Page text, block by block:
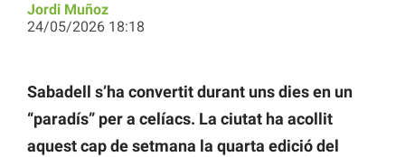
Jordi Muñoz
24/05/2026 18:18
Sabadell s’ha convertit durant uns dies en un
“paradís” per a celíacs. La ciutat ha acollit
aquest cap de setmana la quarta edició del